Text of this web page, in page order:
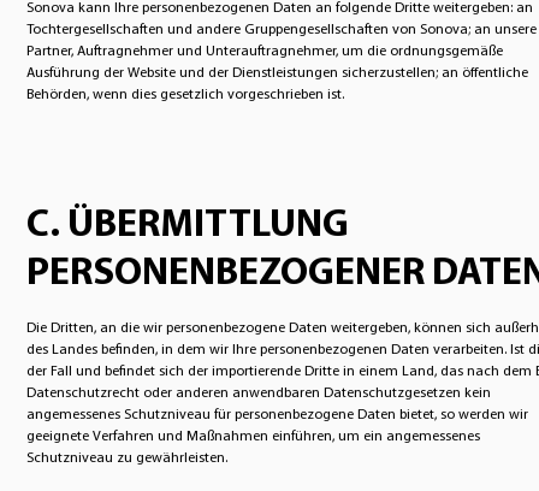
Sonova kann Ihre personenbezogenen Daten an folgende Dritte weitergeben: an
Tochtergesellschaften und andere Gruppengesellschaften von Sonova; an unsere
Partner, Auftragnehmer und Unterauftragnehmer, um die ordnungsgemäße
Ausführung der Website und der Dienstleistungen sicherzustellen; an öffentliche
Behörden, wenn dies gesetzlich vorgeschrieben ist.
C. ÜBERMITTLUNG
PERSONENBEZOGENER
Die Dritten, an die wir personenbezogene Daten weitergeben, können sich
des Landes befinden, in dem wir Ihre personenbezogenen Daten verarbeiten. Ist
der Fall und befindet sich der importierende Dritte in einem Land, das nach dem
Datenschutzrecht oder anderen anwendbaren Datenschutzgesetzen kein
angemessenes Schutzniveau für personenbezogene Daten bietet, so werden wir
geeignete Verfahren und Maßnahmen einführen, um ein angemessenes
Schutzniveau zu gewährleisten.